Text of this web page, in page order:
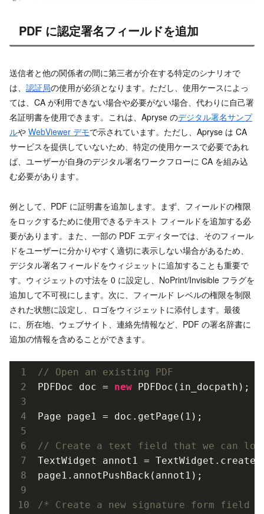
PDF に認定署名フィールドを追加
送信者と他の関係者の間に第三者が介在する特定のシナリオで
は、 認証局の使用が必須となります。ただし、使用ケースによっ
ては、CA が利用できない場合や必要がない場合、代わりに自己署
名証明書を使用できます。これは、Apryse のデジタル署名サンプ
ルや WebViewer デモで示されています。ただし、Apryse は CA
サービスを提供していないため、特定の使用ケースで必要であれ
ば、ユーザーが自身のデジタル署名ワークフローに CA を組み込
む必要があります。
例として、PDF に証明書を追加します。まず、フィールドの権限
をロックするために使用できるテキスト フィールドを追加する必
要があります。また、一部の PDF エディターでは、そのフィール
ドをユーザーに分かりやすく適切に表示しない場合があるため、
デジタル署名フィールドをウィジェットに追加することも重要で
す。ウィジェットの寸法を 0 に設定し、NoPrint/Invisible フラグを
追加して不可視にします。次に、フィールド レベルの権限を制限
された状態に設定し、ロゴをウィジェットに添付します。最後
に、所在地、ウェブサイト、連絡先情報など、PDF の署名辞書に
追加の情報を含めることができます。
// Open an existing PDF
PDFDoc doc = new PDFDoc( in_docpath ) ;
Page page1 = doc.getPage(1) ;
// Create a text field that we can
TextWidget annot1 = TextWidget .
page1.annotPushBack( annot1 ) ;
/* Create a new signature form field in